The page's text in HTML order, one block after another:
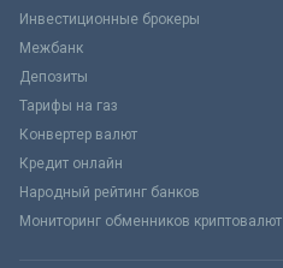
Инвестиционные брокеры
Межбанк
Депозиты
Тарифы на газ
Конвертер валют
Кредит онлайн
Народный рейтинг банков
Мониторинг обменников криптовалют